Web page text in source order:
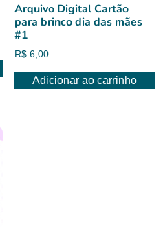
Arquivo Digital Cartão
para brinco dia das mães
#1
R$ 6,00
Adicionar ao carrinho